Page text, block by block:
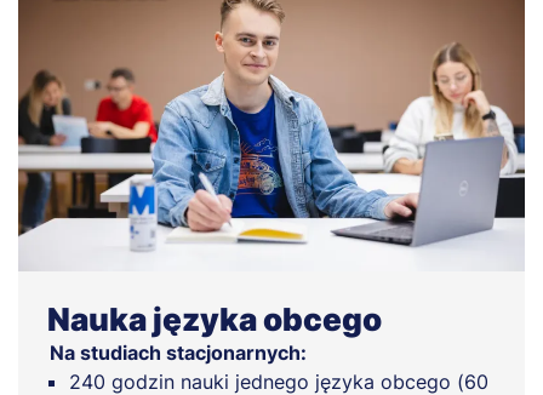
Nauka języka obcego
Na studiach stacjonarnych:
240 godzin nauki jednego języka obcego (60